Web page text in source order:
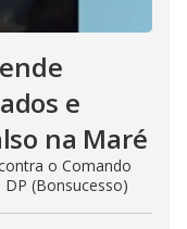
e
na Maré
o Comando
(Bonsucesso)